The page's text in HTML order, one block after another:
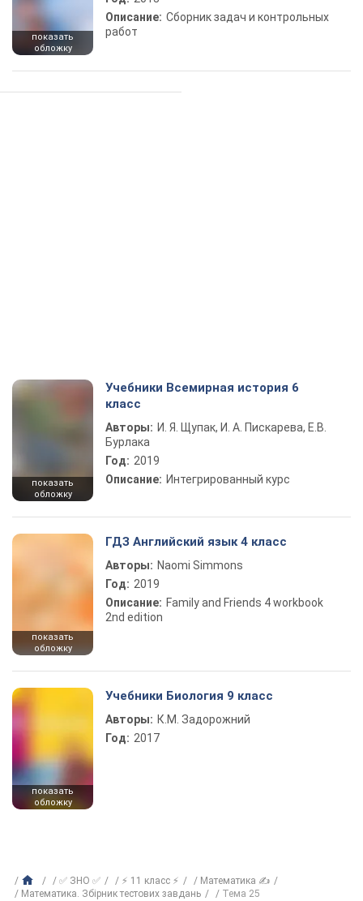
показать
обложку
Описание: Сборник задач и контрольных
работ
показать
обложку
Учебники Всемирная история 6
класс
Авторы: И. Я. Щупак, И. А. Пискарева, Е.В.
Бурлака
Год: 2019
Описание: Интегрированный курс
показать
обложку
ГДЗ Английский язык 4 класс
Авторы: Naomi Simmons
Год: 2019
Описание: Family and Friends 4 workbook
2nd edition
показать
обложку
Учебники Биология 9 класс
Авторы: К.М. Задорожний
Год: 2017
✅ ЗНО ✅ ⚡ 11 класс ⚡
Математика ✍
Математика. Збірник тестових завдань
Тема 25